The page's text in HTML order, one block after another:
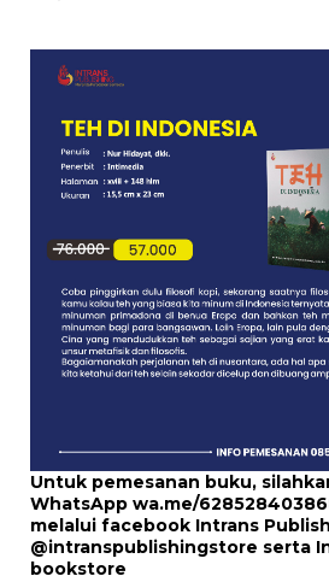
Untuk pemesanan buku,
WhatsApp wa.me/
melalui facebook Intrans
@intranspublishingstore serta
bookstore